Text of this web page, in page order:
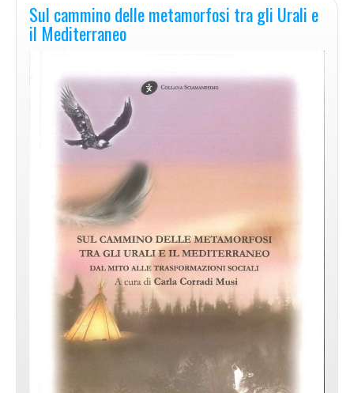
Sul cammino delle metamorfosi tra gli Urali e
il Mediterraneo